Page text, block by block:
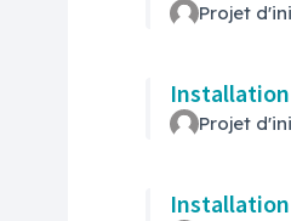
Projet
Projet
Installation